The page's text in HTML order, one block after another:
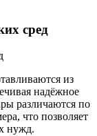
сред
из
надёжное
различаются по
что позволяет
нужд.